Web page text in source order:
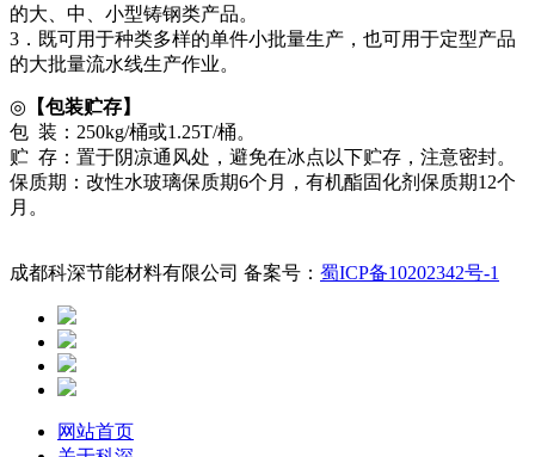
的大、中、小型铸钢类产品。
3．既可用于种类多样的单件小批量生产，也可用于定型产品
的大批量流水线生产作业。
◎ 【包装贮存】
包 装：250kg/桶或1.25T/桶。
贮 存：置于阴凉通风处，避免在冰点以下贮存，注意密封。
保质期：改性水玻璃保质期6个月，有机酯固化剂保质期12个
月。
成都科深节能材料有限公司 备案号： 蜀ICP备10202342号-1
网站首页